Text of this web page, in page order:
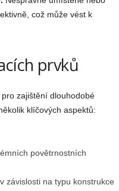
což může vést k
prvků
zajištění dlouhodobé
klíčových aspektů:
povětrnostních
závislosti na typu konstrukce